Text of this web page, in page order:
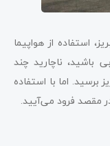
استفاده از هواپیما
باشید، ناچارید چند
برسید. اما با استفاده
مقصد فرود می‌آیید.